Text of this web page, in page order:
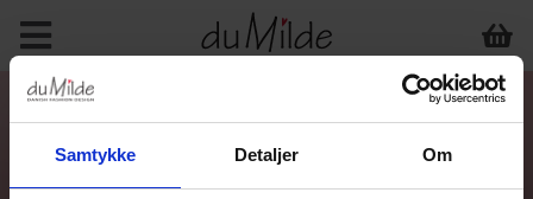
Samtykke Detaljer Om